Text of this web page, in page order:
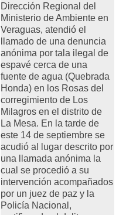
Dirección Regional del
Ministerio de Ambiente en
Veraguas, atendió el
llamado de una denuncia
anónima por tala ilegal de
espavé cerca de una
fuente de agua (Quebrada
Honda) en los Rosas del
corregimiento de Los
Milagros en el distrito de
La Mesa. En la tarde de
este 14 de septiembre se
acudió al lugar descrito por
una llamada anónima la
cual se procedió a su
intervención acompañados
por un juez de paz y la
Policía Nacional,